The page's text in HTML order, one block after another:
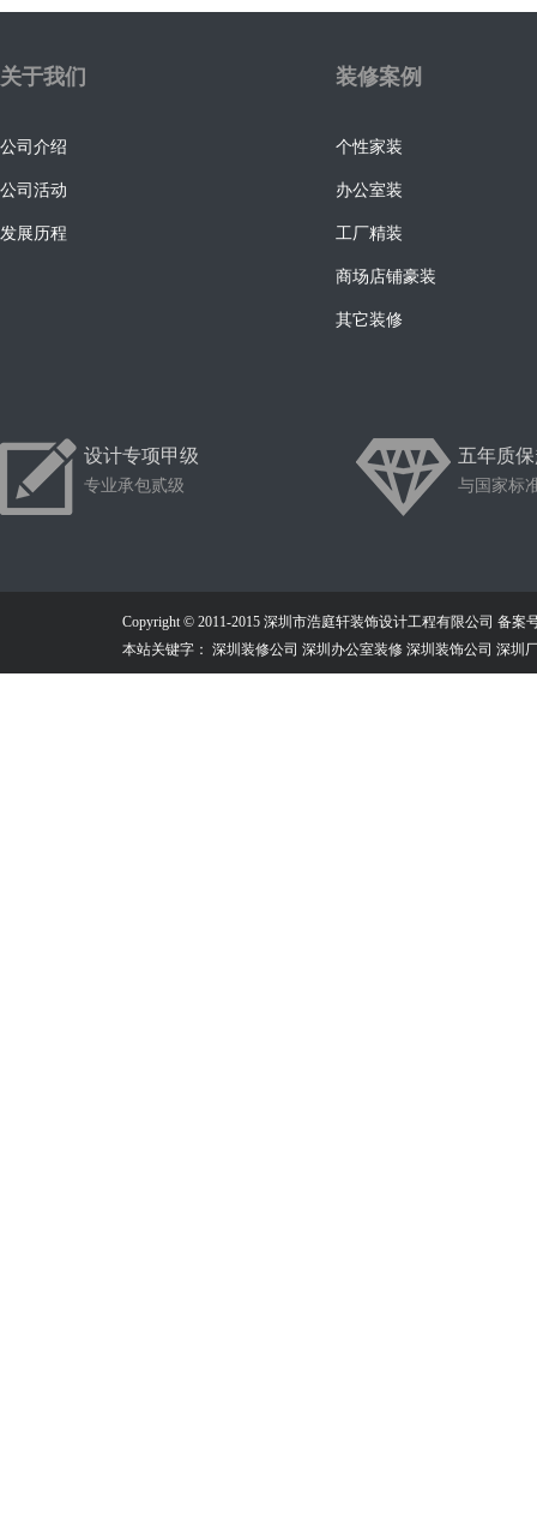
关于我们
公司介绍
公司活动
发展历程
装修案例
个性家装
办公室装
工厂精装
商场店铺豪装
其它装修
设计专项甲级
专业承包贰级
五年质
与国家标
Copyright © 2011-2015 深圳市浩庭轩装饰设计工程有限公司 备案
本站关键字： 深圳装修公司 深圳办公室装修 深圳装饰公司 深